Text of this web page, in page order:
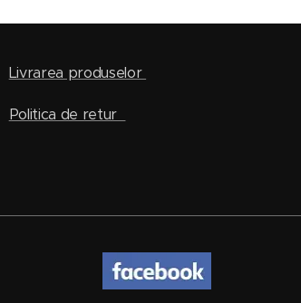
Livrarea produselor
Politica de retur